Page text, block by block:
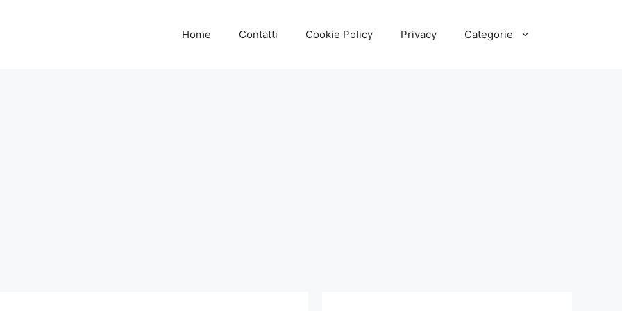
Home Contatti Cookie Policy Privacy Categorie